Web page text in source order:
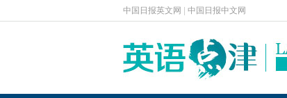
中国日报英文网 中国日报中文网